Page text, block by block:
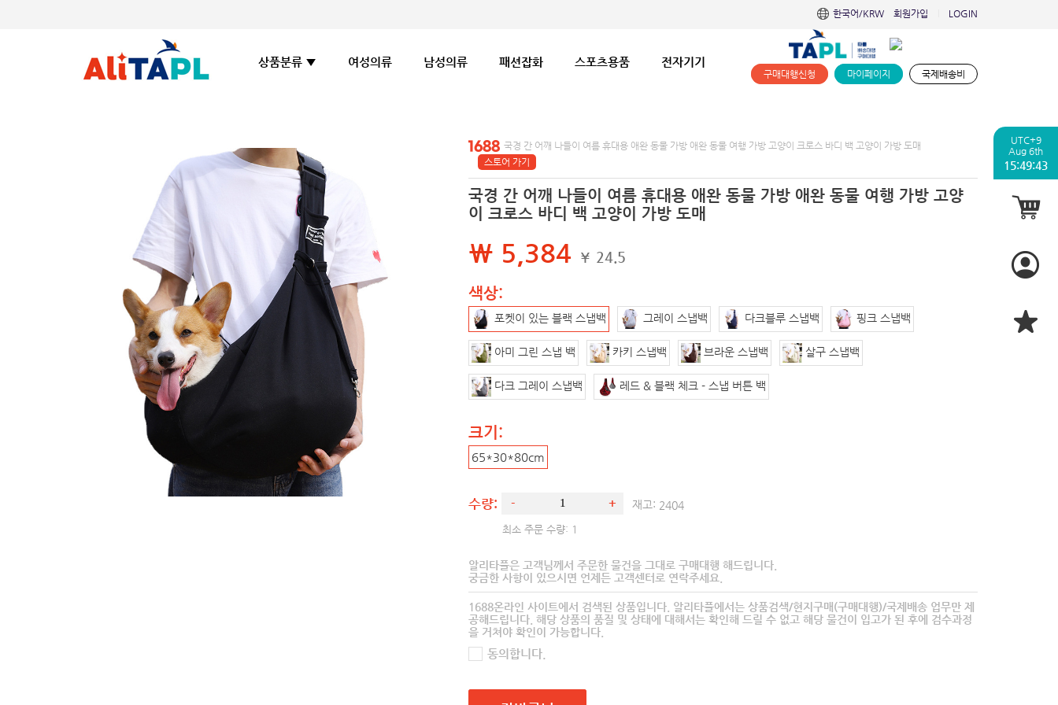
한국어/KRW 회원가입 LOGIN
상품분류 ▼ 여성의류 남성의류 패션잡화 스포츠용품 전자기기
구매대행신청 마이페이지 국제배송비
UTC+9
Aug 6th
15:49:45
국경 간 어깨 나들이 여름 휴대용 애완 동물 가방 애완 동물 여행 가방 고양이 크로스 바디 백 고양이 가방 도매
스토어 가기
국경 간 어깨 나들이 여름 휴대용 애완 동물 가방 애완 동물 여행 가방 고양
이 크로스 바디 백 고양이 가방 도매
₩ 5,384 ¥ 24.5
색상:
포켓이 있는 블랙 스냅백 그레이 스냅백 다크블루 스냅백 핑크 스냅백
아미 그린 스냅 백 카키 스냅백 브라운 스냅백 살구 스냅백
다크 그레이 스냅백 레드 & 블랙 체크 - 스냅 버튼 백
크기:
65*30*80cm
수량: - + 재고: 2404
최소 주문 수량: 1
알리타플은 고객님께서 주문한 물건을 그대로 구매대행 해드립니다.
궁금한 사항이 있으시면 언제든 고객센터로 연락주세요.
1688온라인 사이트에서 검색된 상품입니다. 알리타플에서는 상품검색/현지구매(구매대행)/국제배송 업무만 제
공해드립니다. 해당 상품의 품질 및 상태에 대해서는 확인해 드릴 수 없고 해당 물건이 입고가 된 후에 검수과정
을 거쳐야 확인이 가능합니다.
동의합니다.